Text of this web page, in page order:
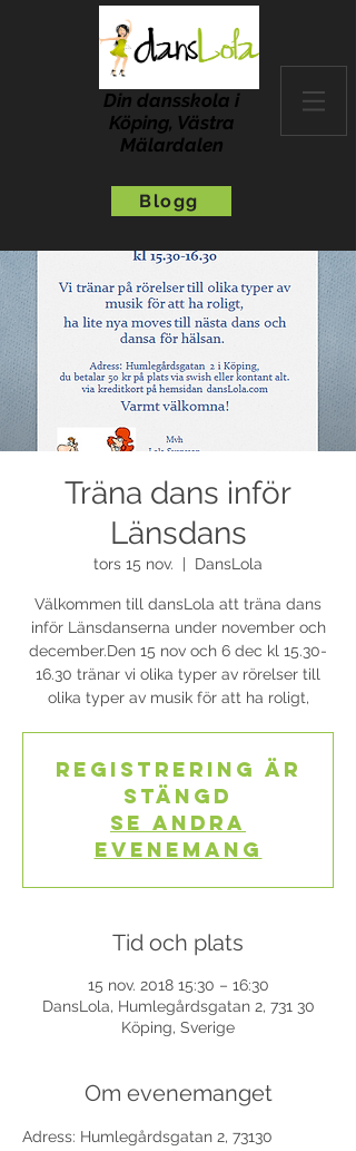
Din dansskola i
Köping, Västra
Mälardalen
Blogg
Träna dans inför
Länsdans
tors 15 nov. DansLola
Välkommen till dansLola att träna dans
inför Länsdanserna under november och
december.Den 15 nov och 6 dec kl 15.30-
16.30 tränar vi olika typer av rörelser till
Registrering är
stängd
Se andra
evenemang
Tid och plats
15 nov. 2018 15:30 – 16:30
DansLola, Humlegårdsgatan 2, 731 30
Köping, Sverige
Om evenemanget
Adress: Humlegårdsgatan 2, 73130